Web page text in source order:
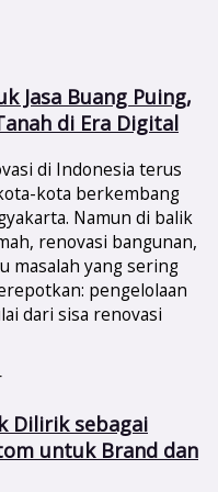
Jasa Buang Puing,
di Era Digital
di Indonesia terus
kota berkembang
Namun di balik
renovasi bangunan,
masalah yang sering
pengelolaan
dari sisa renovasi
Dilirik sebagai
untuk Brand dan